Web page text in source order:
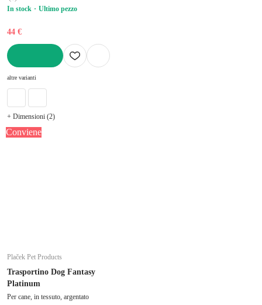
In stock
Ultimo pezzo
44 €
altre varianti
+ Dimensioni (2)
Conviene
Plaček Pet Products
Trasportino Dog Fantasy
Platinum
Per cane, in tessuto, argentato